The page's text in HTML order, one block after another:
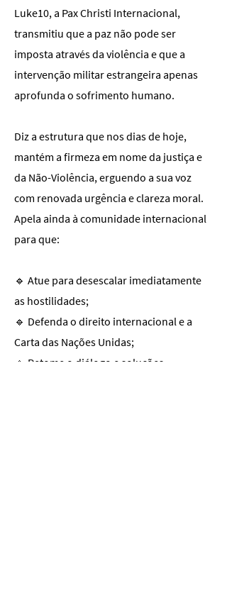
Luke10, a Pax Christi Internacional,
transmitiu que a paz não pode ser
imposta através da violência e que a
intervenção militar estrangeira apenas
aprofunda o sofrimento humano.
Diz a estrutura que nos dias de hoje,
mantém a firmeza em nome da justiça e
da Não-Violência, erguendo a sua voz
com renovada urgência e clareza moral.
Apela ainda à comunidade internacional
para que:
🔹 Atue para desescalar imediatamente
as hostilidades;
🔹 Defenda o direito internacional e a
Carta das Nações Unidas;
🔹 Retome o diálogo e soluções